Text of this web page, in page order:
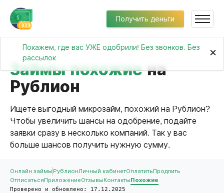
Покажем, где вас УЖЕ одобрили! Без звонков. Без
рассылок.
×
Получить деньги
Займы похожиена
Рублион
Ищете выгодный микрозайм, похожий на Рублион?
Чтобы увеличить шансы на одобрение, подайте
заявки сразу в несколько компаний. Так у вас
больше шансов получить нужную сумму.
Онлайн займы РублионЛичный кабинетОплатитьПродлить
ОтписатьсяПриложениеОтзывыКонтактыПохожие
Проверено и обновлено: 17.12.2025